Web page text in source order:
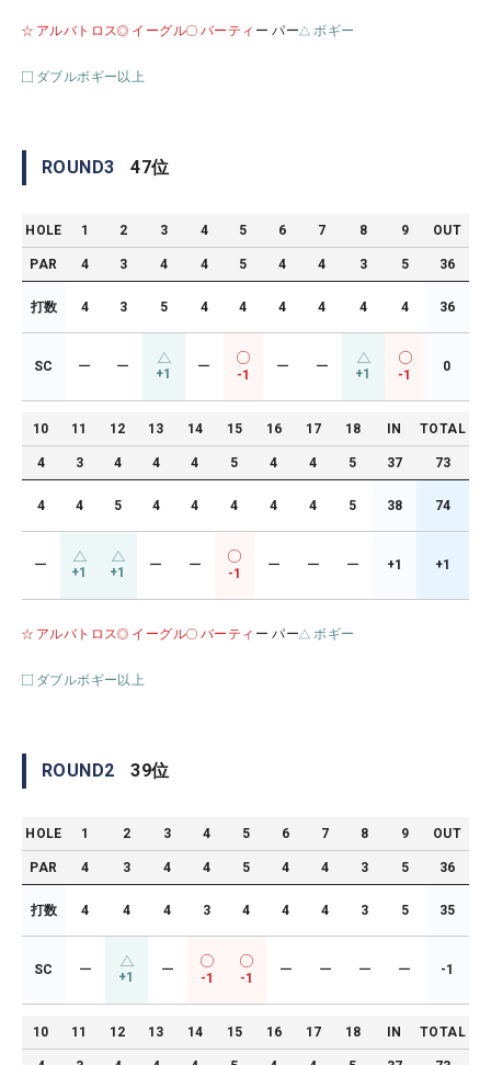
アルバトロス イーグル バーティ ー パー ボギー
ダブルボギー以上
ROUND3 47位
HOLE 1 2 3 4 5 6 7 8 9 OUT
PAR 4 3 4 4 5 4 4 3 5 36
打数 4 3 5 4 4 4 4 4 4 36
SC ー ー +1 ー
-1
ー ー +1 -1
0
10 11 12 13 14 15 16 17 18 IN TOTAL
4 3 4 4 4 5 4 4 5 37 73
4 4 5 4 4 4 4 4 5 38 74
ー +1 +1 ー ー
-1
ー ー ー +1 +1
アルバトロス イーグル バーティ ー パー ボギー
ダブルボギー以上
ROUND2 39位
HOLE 1 2 3 4 5 6 7 8 9 OUT
PAR 4 3 4 4 5 4 4 3 5 36
打数 4 4 4 3 4 4 4 3 5 35
SC ー +1 ー
-1 -1
ー ー ー ー -1
10 11 12 13 14 15 16 17 18 IN TOTAL